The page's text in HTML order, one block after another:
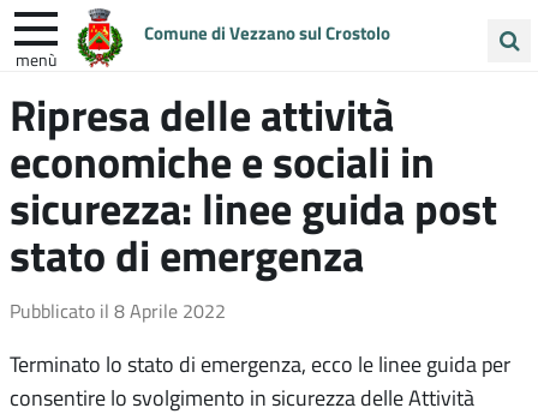
Comune di Vezzano sul Crostolo
menù
nel
sito
ENTRA IN COMUNE VIVI VEZZANO
UNIONE COLLINE MATILDICHE
Ripresa delle attività
economiche e sociali in
sicurezza: linee guida post
stato di emergenza
Pubblicato il 8 Aprile 2022
Terminato lo stato di emergenza, ecco le linee guida per
consentire lo svolgimento in sicurezza delle Attività